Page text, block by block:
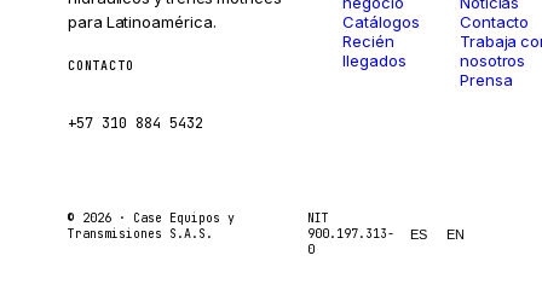
para Latinoamérica.
CONTACTO
+57 310 884 5432
Catálogos
Recién
llegados
Contacto
Trabaja
nosotros
Prensa
© 2026 · Case Equipos y
Transmisiones S.A.S.
NIT
900.197.313-
0
ES EN